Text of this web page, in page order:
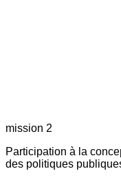
mission 2
Participation à la
des politiques